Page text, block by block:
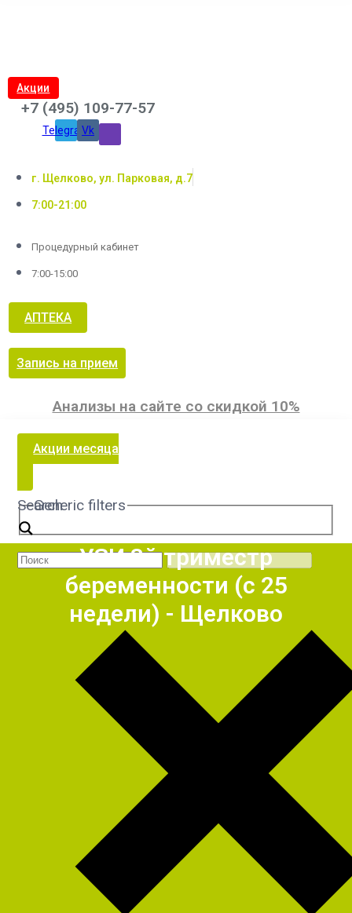
Акции
+7 (495) 109-77-57
TelegramVk
г. Щелково, ул. Парковая, д.7
7:00-21:00
Процедурный кабинет
7:00-15:00
АПТЕКА
Запись на прием
Анализы на сайте со скидкой 10%
Акции месяца
Search
Generic filters
УЗИ 3й триместр
беременности (с 25
недели) - Щелково